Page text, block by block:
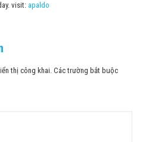
visit: apaldo
thị công khai. Các trường bắt buộc